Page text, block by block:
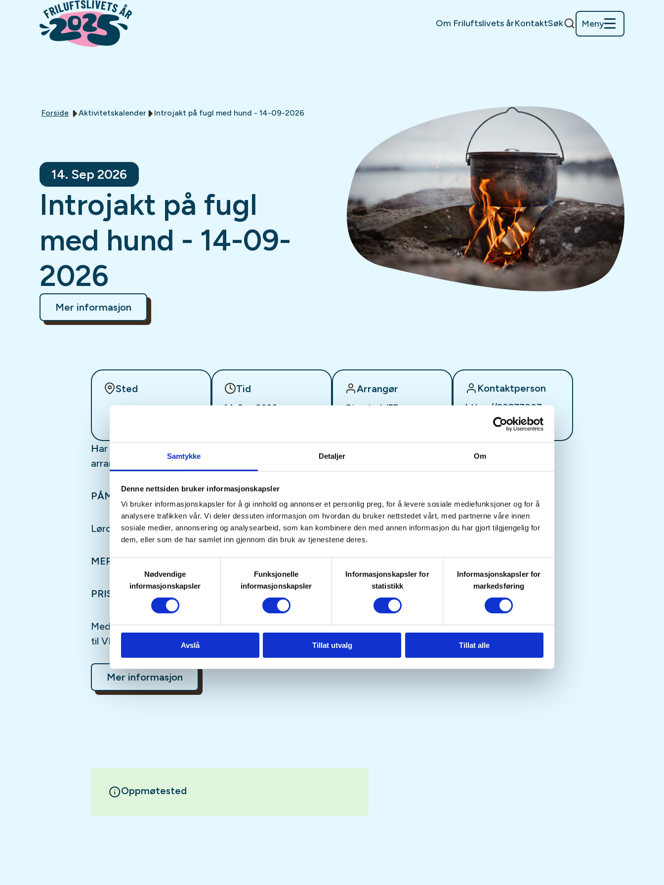
Samtykke Detaljer Om
Denne nettsiden bruker informasjonskapsler
Vi bruker informasjonskapsler for å gi innhold og annonser et personlig preg, for å levere sosiale mediefunksjoner og for å
analysere trafikken vår. Vi deler dessuten informasjon om hvordan du bruker nettstedet vårt, med partnerne våre innen
sosiale medier, annonsering og analysearbeid, som kan kombinere den med annen informasjon du har gjort tilgjengelig for
dem, eller som de har samlet inn gjennom din bruk av tjenestene deres.
Samtykkevalg
Nødvendige
informasjonskapsler
Funksjonelle
informasjonskapsler
Informasjonskapsler for
statistikk
Informasjonskapsler for
markedsføring
Avslå Tillat utvalg Tillat alle
Om Friluftslivets årKontaktSøk Meny
Forside Aktivitetskalender Introjakt på fugl med hund - 14-09-2026
14. Sep 2026
Introjakt på fugl
med hund - 14-09-
2026
Mer informasjon
Sted Tid
14. Sep 2026
Arrangør
Gjerstad JFF
Kontaktperson
https://90877007
iahsand@gmail.com
Har du lyst å prøve deg på fuglejakt med hund? GJFF
arrangerer opplæringsjakt på fugl med hund i Statskog.
PÅMELDINGSFRIST:
Lørdag uka før, 2 deltagere.
MERK: Dato kan bli flyttet men dette blir annonsert!
PRIS:
Medlemmer / ikke medlemmer: 0,- / 100,- Junior 100,- Betaling
til VIPPS nr: 519490
Mer informasjon
Oppmøtested